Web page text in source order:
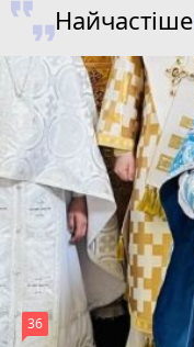
Найчастіше
36